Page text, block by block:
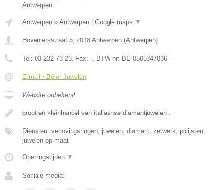
Antwerpen.
Antwerpen » Antwerpen Google maps ▼
Hoveniersstraat 5, 2018 Antwerpen (Antwerpen)
Tel: 03 232 73 23, Fax: -, BTW-nr: BE 0505347036
E-mail › Belor Juwelen
Website onbekend
groot en kleinhandel van italiaanse diamantjuwelen .
Diensten: verlovingsringen, juwelen, diamant, zetwerk, polijsten,
juwelen op maat
Openingstijden ▼
Sociale media: